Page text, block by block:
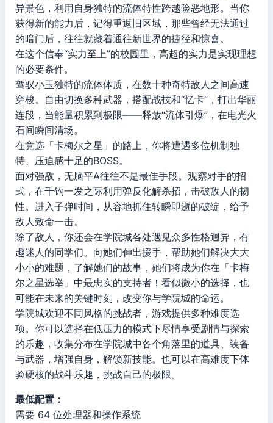
异景色，利用自身独特的流体特性跨越险恶地形。当你
获得新的能力后，记得重返旧区域，那些曾经无法通过
的暗门后，往往就藏着通往新世界的捷径和惊喜。
在这个信奉“实力至上”的校园里，高超的实力是实现理想
的必要条件。
驾驭小玉独特的流体体质，在数十种奇特敌人之间高速
穿梭。自由切换多种武器，搭配战技和“忆卡”，打出华丽
连段，当能量积累到极限——释放“流体引爆”，在电光火
石间瞬间清场。
在竞选「卡梅尔之星」的路上，你将遭遇多位机制独
特、压迫感十足的BOSS。
面对强敌，无脑平A往往不是最佳手段。观察对手的招
式，在千钧一发之际利用弹反化解杀招，击破敌人的韧
性。进入子弹时间，从容地抓住转瞬即逝的破绽，给予
敌人致命一击。
除了敌人，你还会在学院城各处遇见众多性格迥异，有
趣迷人的同学们。向她们伸出援手，帮助她们解决大大
小小的难题，了解她们的故事，她们将成为你在「卡梅
尔之星选举」中最忠实的支持者！看似微小的选择，也
可能在未来的关键时刻，改变你与学院城的命运。
学院城欢迎不同风格的挑战者，游戏提供多种难度选
项。你可以选择在低压力的模式下尽情享受剧情与探索
的乐趣，收集分布在学院城中各个角落里的道具、装备
与武器，增强自身，解锁新技能。也可以在高难度下体
验硬核的战斗乐趣，挑战自己的极限。
最低配置：
需要 64 位处理器和操作系统